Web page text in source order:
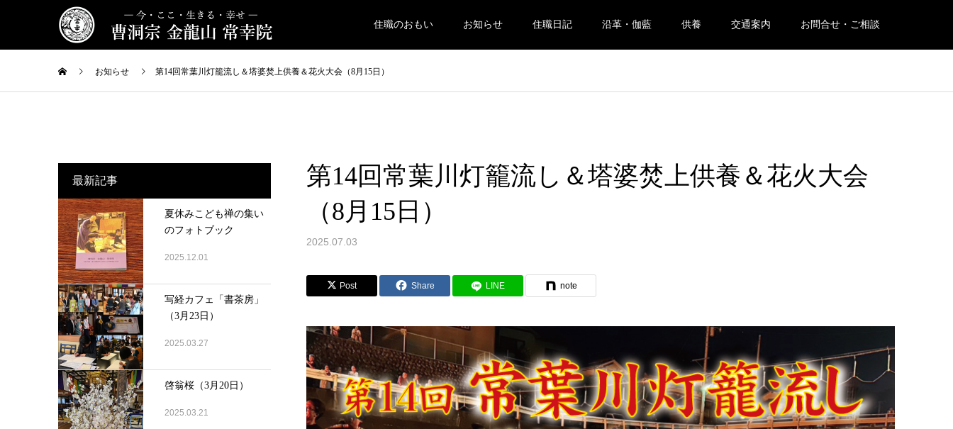
住職のおもい お知らせ 住職日記 沿革・伽藍 供養 交通案内 お問合せ・ご相談
お知らせ 第14回常葉川灯籠流し＆塔婆焚上供養＆花火大会（8月15日）
第14回常葉川灯籠流し＆塔婆焚上供養＆花火大会
（8月15日）
2025.07.03
Post Share LINE note
最新記事
夏休みこども禅の集い
のフォトブック
2025.12.01
写経カフェ「書茶房」
（3月23日）
2025.03.27
啓翁桜（3月20日）
2025.03.21